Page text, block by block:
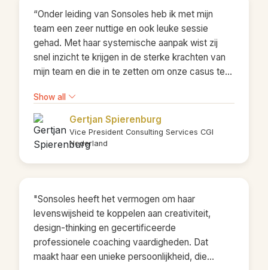
“Onder leiding van Sonsoles heb ik met mijn
team een zeer nuttige en ook leuke sessie
gehad. Met haar systemische aanpak wist zij
snel inzicht te krijgen in de sterke krachten van
mijn team en die in te zetten om onze casus te
sessie verlieten met een plan van aanpak
waarmee we konden doorpakken. Dank,
Sonsoles, voor de prettige samenwerking en je
hulp!"
Show all
Gertjan Spierenburg
Vice President Consulting Services CGI
Nederland
"Sonsoles heeft het vermogen om haar
levenswijsheid te koppelen aan creativiteit,
design-thinking en gecertificeerde
professionele coaching vaardigheden. Dat
maakt haar een unieke persoonlijkheid, die